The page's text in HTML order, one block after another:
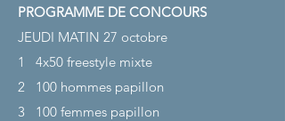
PROGRAMME DE CONCOURS
JEUDI MATIN 27 octobre
1
4x50 freestyle mixte
2
100 hommes papillon
3
100 femmes papillon